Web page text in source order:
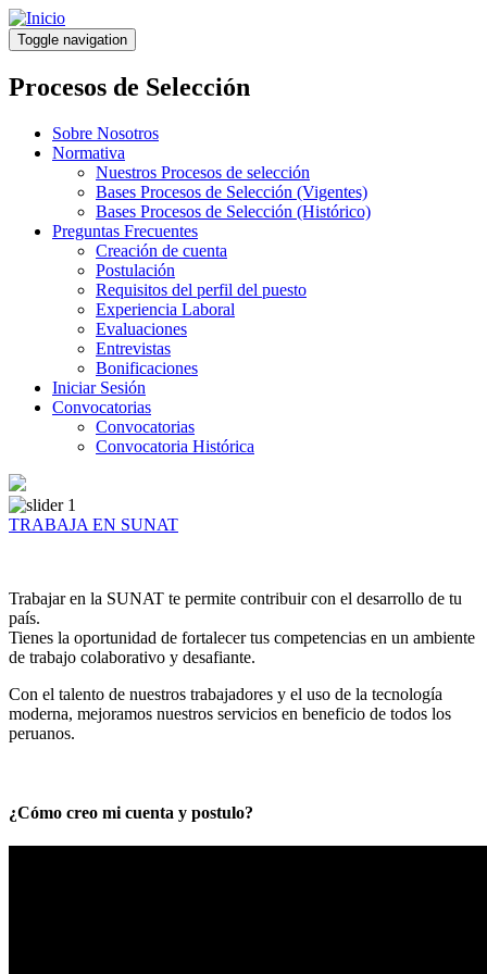
Pasar
al
contenido
principal
Toggle navigation
Procesos de Selección
Sobre Nosotros
Normativa
Nuestros Procesos de selección
Bases Procesos de Selección (Vigentes)
Bases Procesos de Selección (Histórico)
Preguntas Frecuentes
Creación de cuenta
Postulación
Requisitos del perfil del puesto
Experiencia Laboral
Evaluaciones
Entrevistas
Bonificaciones
Iniciar Sesión
Convocatorias
Convocatorias
Convocatoria Histórica
TRABAJA EN SUNAT
Trabajar en la SUNAT te permite contribuir con el desarrollo de tu
país.
Tienes la oportunidad de fortalecer tus competencias en un ambiente
de trabajo colaborativo y desafiante.
Con el talento de nuestros trabajadores y el uso de la tecnología
moderna, mejoramos nuestros servicios en beneficio de todos los
peruanos.
¿Cómo creo mi cuenta y postulo?